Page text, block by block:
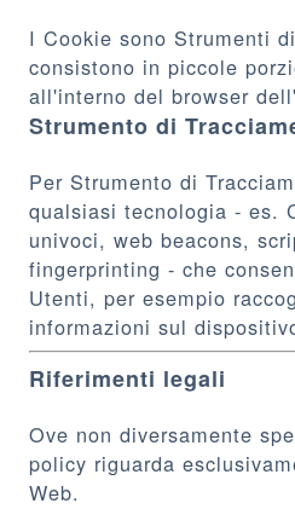
I Cookie sono Strumenti
consistono in piccole
all'interno del browser
Strumento di
Per Strumento di
qualsiasi tecnologia - es.
univoci, web beacons,
fingerprinting - che
Utenti, per esempio
informazioni sul
Riferimenti legali
Ove non diversamente
policy riguarda
Web.